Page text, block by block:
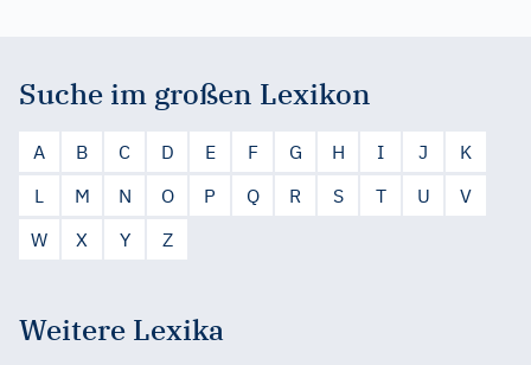
Suche im großen Lexikon
A B C D E F G H I J
K
L
M N O P Q R S T U
V
W
X Y Z
Weitere Lexika